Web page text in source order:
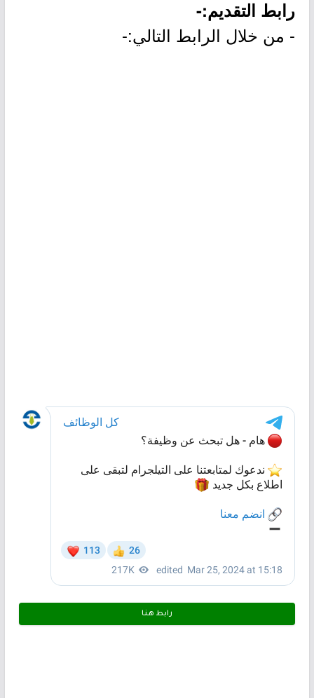
رابط التقديم:-
- من خلال الرابط التالي:-
رابط هـنـا